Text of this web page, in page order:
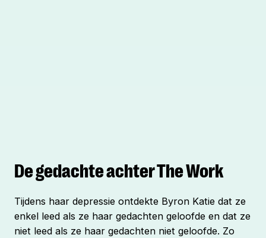
De gedachte achter The Work
Tijdens haar depressie ontdekte Byron Katie dat ze
enkel leed als ze haar gedachten geloofde en dat ze
niet leed als ze haar gedachten niet geloofde. Zo